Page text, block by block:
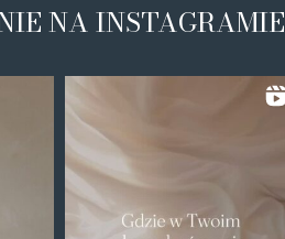
NA INSTAGRAMIE